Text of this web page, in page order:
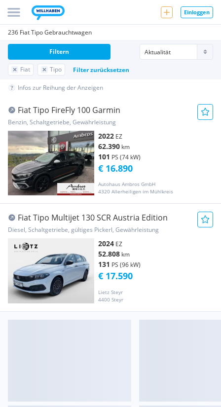
Einloggen
236 Fiat Tipo Gebrauchtwagen
Fiat Tipo Filter zurücksetzen
Filtern
Infos zur Reihung der Anzeigen
Fiat Tipo FireFly 100 Garmin
Benzin, Schaltgetriebe, Gewährleistung
2022 EZ
62.390 km
101 PS (74 kW)
Autohaus Ambros GmbH
4320 Allerheiligen im Mühlkreis
€ 16.890
Fiat Tipo Multijet 130 SCR Austria Edition
Diesel, Schaltgetriebe, gültiges Pickerl, Gewährleistung
2024 EZ
52.808 km
131 PS (96 kW)
Lietz Steyr
4400 Steyr
€ 17.590